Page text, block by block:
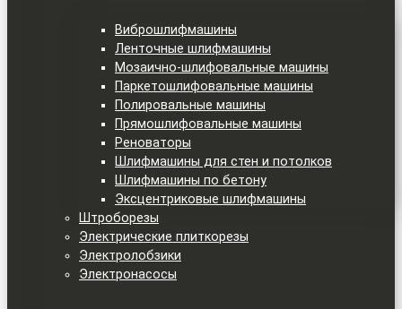
Виброшлифмашины
Ленточные шлифмашины
Мозаично-шлифовальные машины
Паркетошлифовальные машины
Полировальные машины
Прямошлифовальные машины
Реноваторы
Шлифмашины для стен и потолков
Шлифмашины по бетону
Эксцентриковые шлифмашины
Штроборезы
Электрические плиткорезы
Электролобзики
Электронасосы